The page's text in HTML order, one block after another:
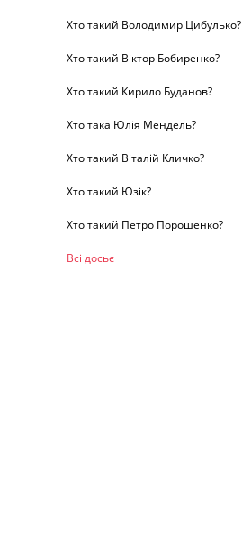
Хто такий Володимир Цибулько?
Хто такий Віктор Бобиренко?
Хто такий Кирило Буданов?
Хто така Юлія Мендель?
Хто такий Віталій Кличко?
Хто такий Юзік?
Хто такий Петро Порошенко?
Всі досьє